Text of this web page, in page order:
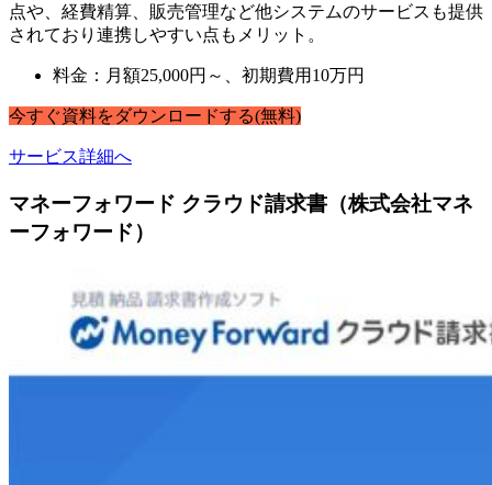
点や、経費精算、販売管理など他システムのサービスも提供
されており連携しやすい点もメリット。
料金：月額25,000円～、初期費用10万円
今すぐ資料をダウンロードする(無料)
サービス詳細へ
マネーフォワード クラウド請求書（株式会社マネ
ーフォワード）